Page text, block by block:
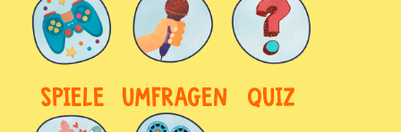
SPIELE UMFRAGEN QUIZ